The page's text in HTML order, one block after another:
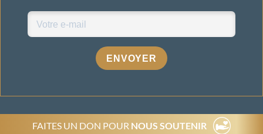
ENVOYER
FAITES UN DON POUR NOUS SOUTENIR